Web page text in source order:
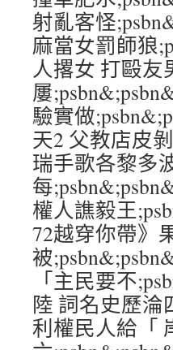
射亂客怪
麻當女罰師狼
人撂女 打毆友
屢
驗實做
天2 父教店皮
瑞手歌各黎多
每
權人譙毅王
72越穿你帶》
被
「主民要不
陸 詞名史歷淪
利權民人給「